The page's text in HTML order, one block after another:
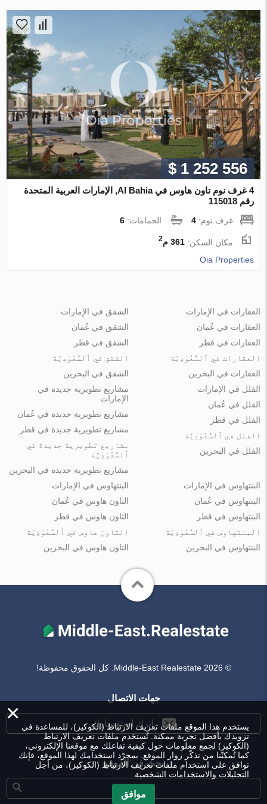
$ 1 252 556
4 غرف نوم تاون هاوس في Al Bahia, الإمارات العربية المتحدة
رقم 115018
غرف نوم:4 الحمامات:6
مكان السكن:361 م 2
Oia Properties
العقارات في الإمارات
العقارات في عُمان
العقارات في قطر
العقارات في ٱلسُّعُوْدِيَّة
العقارات في البحرين
الشقق في الإمارات
الشقق في عُمان
الشقق في قطر
الشقق في ٱلسُّعُوْدِيَّة
الشقق في البحرين
الفلل في الإمارات
الفلل في عُمان
الفلل في قطر
الفلل في ٱلسُّعُوْدِيَّة
الفلل في البحرين
مشاريع تطويرية جديدة في
الإمارات
مشاريع تطويرية جديدة في عُمان
مشاريع تطويرية جديدة في قطر
مشاريع تطويرية جديدة في
ٱلسُّعُوْدِيَّة
مشاريع تطويرية جديدة في البحرين
البنتهاوس في الإمارات
البنتهاوس في عُمان
البنتهاوس في قطر
البنتهاوس في ٱلسُّعُوْدِيَّة
البنتهاوس في البحرين
البنتهاوس في الإمارات
التاون هاوس في عُمان
التاون هاوس في قطر
التاون هاوس في ٱلسُّعُوْدِيَّة
التاون هاوس في البحرين
© Middle-East Realestate 2026. كل الحقوق محفوظة!
جهات الاتصال
اترك استفسارك
بحث في الموقع
×
يستخدم هذا الموقع ملفات تعريف الارتباط (الكوكيز)، للمساعدة في
تزويدك بأفضل تجربة ممكنة. تُستخدم ملفات تعريف الارتباط
(الكوكيز) لجمع معلومات حول كيفية تفاعلك مع موقعنا الإلكتروني،
كما تُمكنّنا من تذكّر زوار الموقع. بمجرّد استخدامك لهذا الموقع، فإنك
توافق على استخدام ملفات تعريف الارتباط (الكوكيز)، من أجل
التحليلات والاستخدامات الشخصية.
موافق